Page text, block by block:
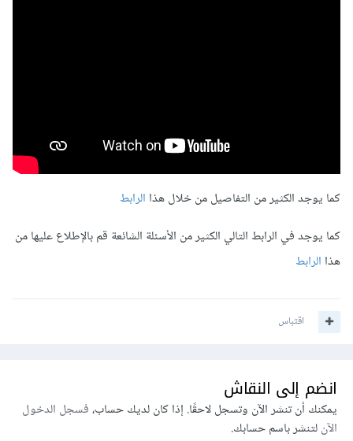
كما يوجد الكثير من التفاصيل من خلال هذا الرابط
كما يوجد في الرابط التالي الكثير من الأسئلة الشائعة قم بالإطلاع عليها من
هذا الرابط
اقتباس
انضم إلى النقاش
يمكنك أن تنشر الآن وتسجل لاحقًا. إذا كان لديك حساب،فسجل الدخول
الآنلتنشر باسم حسابك.